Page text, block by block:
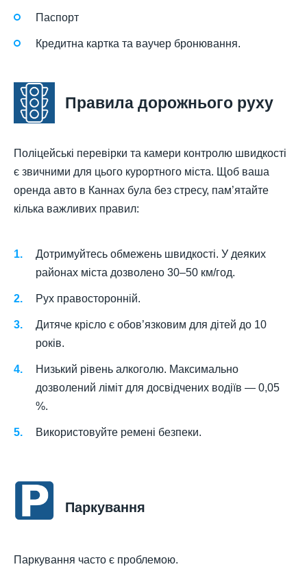
Паспорт
Кредитна картка та ваучер бронювання.
Правила дорожнього руху
Поліцейські перевірки та камери контролю швидкості
є звичними для цього курортного міста. Щоб ваша
оренда авто в Каннах була без стресу, пам’ятайте
кілька важливих правил:
Дотримуйтесь обмежень швидкості. У деяких
районах міста дозволено 30–50 км/год.
Рух правосторонній.
Дитяче крісло є обов’язковим для дітей до 10
років.
Низький рівень алкоголю. Максимально
дозволений ліміт для досвідчених водіїв — 0,05
%.
Використовуйте ремені безпеки.
Паркування
Паркування часто є проблемою.